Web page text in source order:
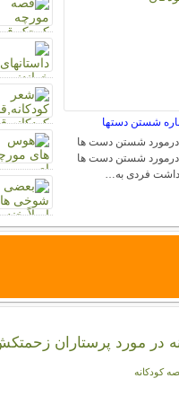
شستن دستها
درمورد شستن دست ها
درمورد شستن دست ها
فردی به…
در مورد پرستاران
کودکانه